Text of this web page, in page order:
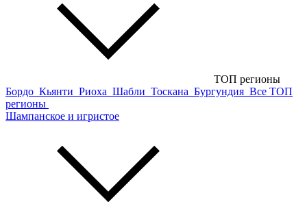
ТОП регионы
Бордо Кьянти Риоха Шабли Тоскана Бургундия Все ТОП
регионы
Шампанское и игристое